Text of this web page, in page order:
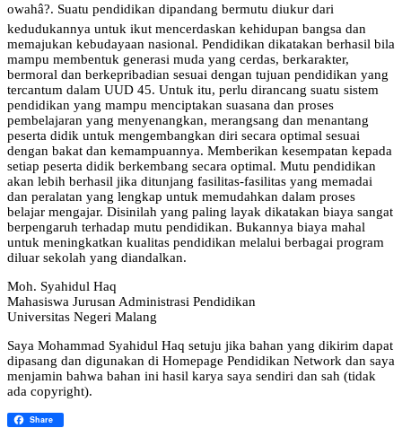
owahâ?. Suatu pendidikan dipandang bermutu diukur dari
kedudukannya untuk ikut mencerdaskan kehidupan bangsa dan
memajukan kebudayaan nasional. Pendidikan dikatakan berhasil bila
mampu membentuk generasi muda yang cerdas, berkarakter,
bermoral dan berkepribadian sesuai dengan tujuan pendidikan yang
tercantum dalam UUD 45. Untuk itu, perlu dirancang suatu sistem
pendidikan yang mampu menciptakan suasana dan proses
pembelajaran yang menyenangkan, merangsang dan menantang
peserta didik untuk mengembangkan diri secara optimal sesuai
dengan bakat dan kemampuannya. Memberikan kesempatan kepada
setiap peserta didik berkembang secara optimal. Mutu pendidikan
akan lebih berhasil jika ditunjang fasilitas-fasilitas yang memadai
dan peralatan yang lengkap untuk memudahkan dalam proses
belajar mengajar. Disinilah yang paling layak dikatakan biaya sangat
berpengaruh terhadap mutu pendidikan. Bukannya biaya mahal
untuk meningkatkan kualitas pendidikan melalui berbagai program
diluar sekolah yang diandalkan.
Moh. Syahidul Haq
Mahasiswa Jurusan Administrasi Pendidikan
Universitas Negeri Malang
Saya Mohammad Syahidul Haq setuju jika bahan yang dikirim dapat
dipasang dan digunakan di Homepage Pendidikan Network dan saya
menjamin bahwa bahan ini hasil karya saya sendiri dan sah (tidak
ada copyright).
Share